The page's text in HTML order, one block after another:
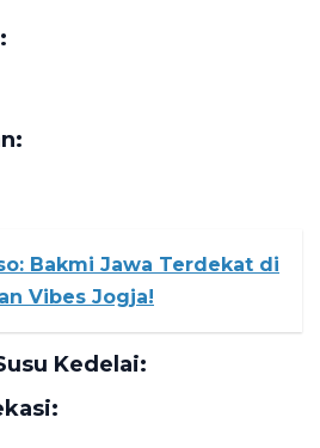
Bakmi Jawa Terdekat di
Vibes Jogja!
Kedelai: